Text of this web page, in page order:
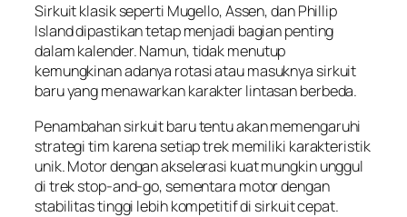
Sirkuit klasik seperti Mugello, Assen, dan Phillip
Island dipastikan tetap menjadi bagian penting
dalam kalender. Namun, tidak menutup
kemungkinan adanya rotasi atau masuknya sirkuit
baru yang menawarkan karakter lintasan berbeda.
Penambahan sirkuit baru tentu akan memengaruhi
strategi tim karena setiap trek memiliki karakteristik
unik. Motor dengan akselerasi kuat mungkin unggul
di trek stop-and-go, sementara motor dengan
stabilitas tinggi lebih kompetitif di sirkuit cepat.